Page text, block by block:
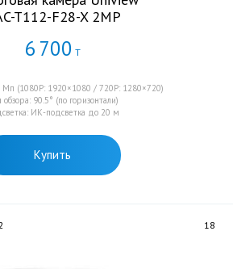
T112-F28-X 2MP
6 700 Т
(1080P: 1920×1080 / 720P: 1280×720)
обзора: 90.5° (по горизонтали)
ИК-подсветка до 20 м
Купить
18